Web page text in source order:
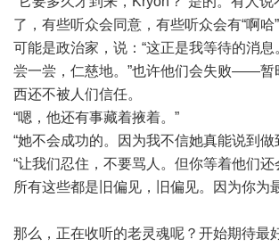
了，有些听众会同意，有些听众会有“啊哈
可能是政治家，说：“这正是我等待的消息
尝一尝，仁慈地。”也许他们会失败——暂
西还不被人们信任。
“嗯，他还有事藏着掖着。”
“她不会成功的。因为我不信她真能说到做
“让我们忍住，不要骂人。但你等着他们还
所有这些都是旧偏见，旧偏见。因为你为
那么，正在收听的老灵魂呢？开始期待最